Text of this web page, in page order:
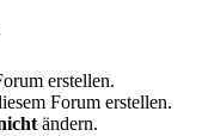
erstellen.
Forum erstellen.
ändern.